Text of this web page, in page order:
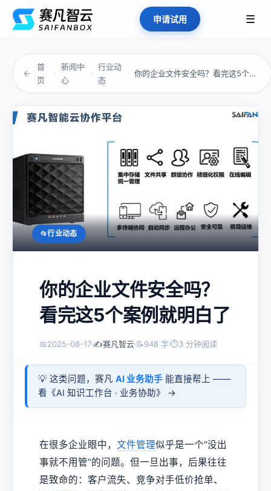
申请试用 ☰
←
首
页
›
新闻中
心
›
行业动
态
› 你的企业文件安全吗？看完这5个案例就明白了
行业动态
你的企业文件安全吗？
看完这5个案例就明白了
📅2025-08-17 ✍️赛凡智云 📝948 字 ⏱3 分钟阅读
💡 这类问题，赛凡 AI 业务助手 能直接帮上 ——
看《AI 知识工作台 · 业务协助》 →
在很多企业眼中， 文件管理似乎是一个“没出
事就不用管”的问题。但一旦出事，后果往往
是致命的：客户流失、竞争对手低价抢单、